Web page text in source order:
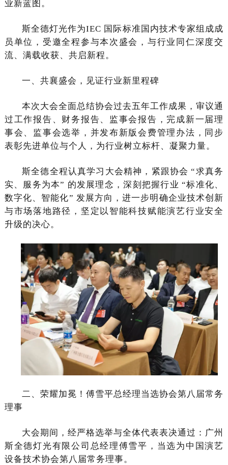
业新蓝图。
斯全德灯光作为IEC 国际标准国内技术专家组成成
员单位，受邀全程参与本次盛会，与行业同仁深度交
流、满载收获、共启新程。
一、共襄盛会，见证行业新里程碑
本次大会全面总结协会过去五年工作成果，审议通
过工作报告、财务报告、监事会报告，完成新一届理
事会、监事会选举，并发布新版会费管理办法，同步
表彰先进单位与个人，为行业树立标杆、凝聚力量。
斯全德全程认真学习大会精神，紧跟协会 “求真务
实、服务为本” 的发展理念，深刻把握行业 “标准化、
数字化、智能化” 发展方向，进一步明确企业技术创新
与市场落地路径，坚定以智能科技赋能演艺行业安全
升级的决心。
二、荣耀加冕！傅雪平总经理当选协会第八届常务
理事
大会期间，经严格选举与全体代表表决通过：广州
斯全德灯光有限公司总经理傅雪平，当选为中国演艺
设备技术协会第八届常务理事。